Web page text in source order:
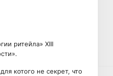
ритейла» XIII
котого не секрет, что